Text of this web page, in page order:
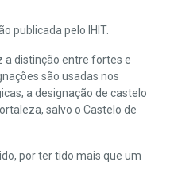
publicada pelo IHIT.
a distinção entre fortes e
são usadas nos
a designação de castelo
salvo o Castelo de
por ter tido mais que um